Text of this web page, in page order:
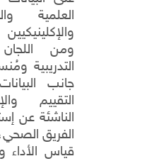
العلمية
ومن اللجان
التدريبية
جانب
التقييم
الناشئة عن
الفريق
قياس الأداء